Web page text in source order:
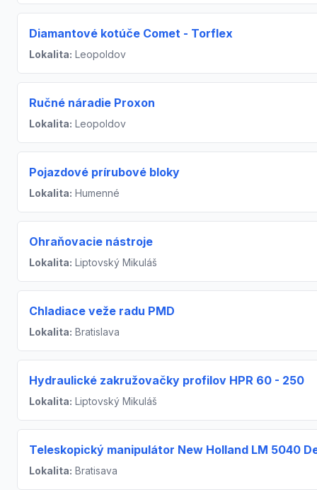
Diamantové kotúče Comet - Torflex
Lokalita: Leopoldov
Ručné náradie Proxon
Lokalita: Leopoldov
Pojazdové prírubové bloky
Lokalita: Humenné
Ohraňovacie nástroje
Lokalita: Liptovský Mikuláš
Chladiace veže radu PMD
Lokalita: Bratislava
Hydraulické zakružovačky profilov HPR 60 - 250
Lokalita: Liptovský Mikuláš
Teleskopický manipulátor New Holland LM 5040
Lokalita: Bratisava